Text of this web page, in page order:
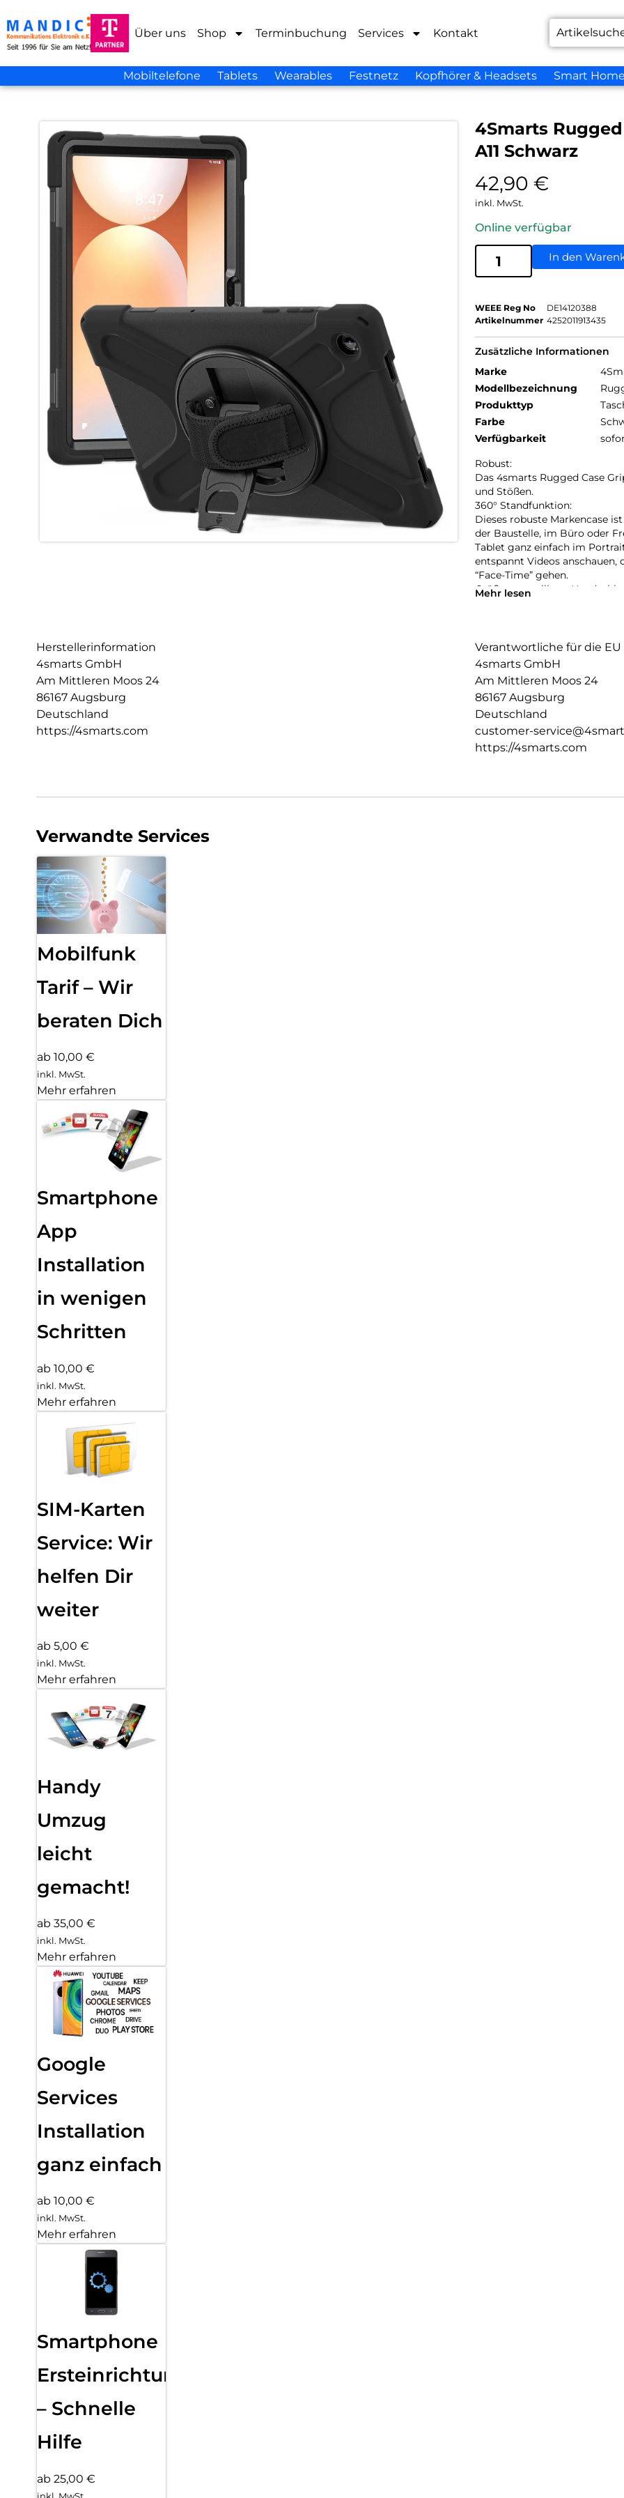
Über uns Shop Terminbuchung Services Kontakt
Mobiltelefone Tablets Wearables Festnetz Kopfhörer & Headsets Smart Home
4Smarts
A11 Schwarz
42,90 €
inkl. MwSt.
Online verfügbar
In den
WEEE Reg No
DE14120388
Artikelnummer 4252011913435
Zusätzliche Informationen
Marke
Modellbezeichnung
Produkttyp
Farbe
Verfügbarkeit
Robust:
Das 4smarts Rugged Case
und Stößen.
360° Standfunktion:
Dieses robuste Markencase
der Baustelle, im Büro oder
Tablet ganz einfach im
entspannt Videos
“Face-Time” gehen.
Größenverstellbare
Verschlussfähige
Die passgenauen
den Rundumschutz deines
Mehr lesen
Herstellerinformation
4smarts GmbH
Am Mittleren Moos 24
86167 Augsburg
Deutschland
https://4smarts.com
Verantwortliche für die EU
4smarts GmbH
Am Mittleren Moos 24
86167 Augsburg
Deutschland
customer-
https://4smarts.com
Verwandte Services
Mobilfunk
Tarif – Wir
beraten Dich
ab 10,00 €
inkl. MwSt.
Mehr erfahren
Smartphone
App
Installation
in wenigen
Schritten
ab 10,00 €
inkl. MwSt.
Mehr erfahren
SIM-Karten
Service: Wir
helfen Dir
weiter
ab 5,00 €
inkl. MwSt.
Mehr erfahren
Handy
Umzug
leicht
gemacht!
ab 35,00 €
inkl. MwSt.
Mehr erfahren
Google
Services
Installation
ganz einfach
ab 10,00 €
inkl. MwSt.
Mehr erfahren
Smartphone
Ersteinrichtung
– Schnelle
Hilfe
ab 25,00 €
inkl. MwSt.